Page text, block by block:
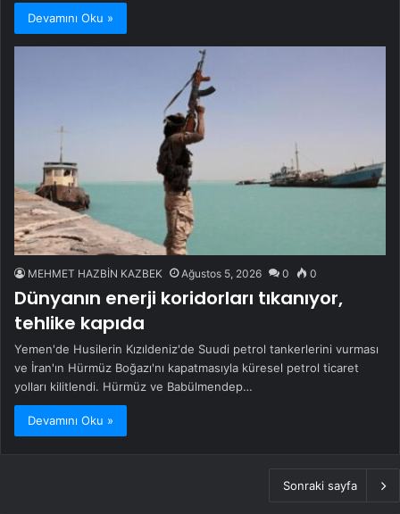
Devamını Oku »
MEHMET HAZBİN KAZBEK Ağustos 5, 2026 0 0
Dünyanın enerji koridorları tıkanıyor,
tehlike kapıda
Yemen'de Husilerin Kızıldeniz'de Suudi petrol tankerlerini vurması
ve İran'ın Hürmüz Boğazı'nı kapatmasıyla küresel petrol ticaret
yolları kilitlendi. Hürmüz ve Babülmendep…
Devamını Oku »
Sonraki sayfa